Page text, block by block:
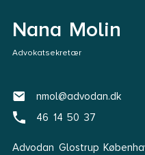
Nana Molin
Advokatsekretær
nmol@advodan.dk
46 14 50 37
Advodan Glostrup